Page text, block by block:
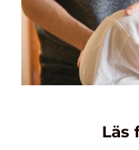
Läs